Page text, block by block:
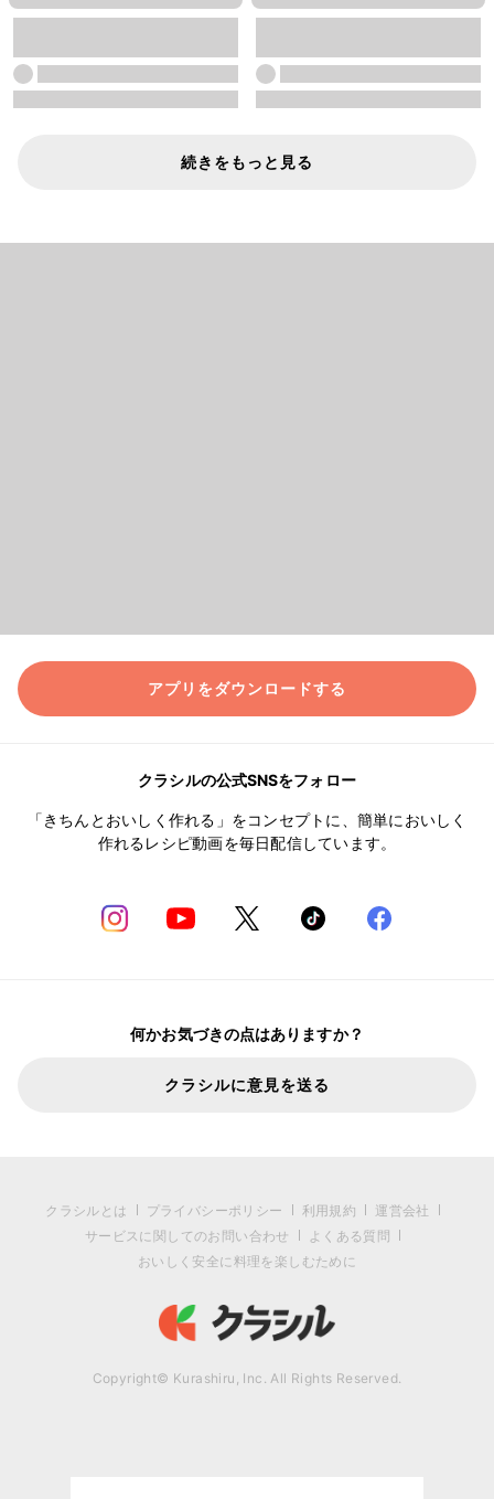
続きをもっと見る
アプリをダウンロードする
クラシルの公式SNSをフォロー
「きちんとおいしく作れる」をコンセプトに、簡単においしく
作れるレシピ動画を毎日配信しています。
何かお気づきの点はありますか？
クラシルに意見を送る
クラシルとは プライバシーポリシー 利用規約
運営会社
サービスに関してのお問い合わせ
よくある質問
おいしく安全に料理を楽しむために
Copyright© Kurashiru, Inc. All Rights Reserved.